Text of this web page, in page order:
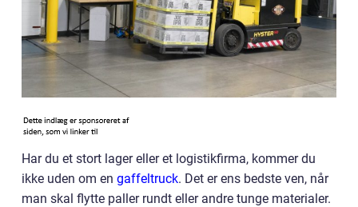
Har du et stort lager eller et logistikfirma, kommer du
ikke uden om en gaffeltruck. Det er ens bedste ven, når
man skal flytte paller rundt eller andre tunge materialer.